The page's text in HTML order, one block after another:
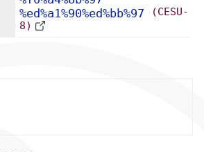
%ed%a1%90%ed%bb%97
(CESU-
8)